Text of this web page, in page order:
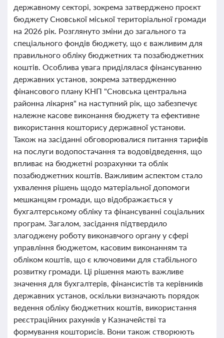
державному секторі, зокрема затверджено проєкт
бюджету Сновської міської територіальної громади
на 2026 рік. Розглянуто зміни до загального та
спеціального фондів бюджету, що є важливим для
правильного обліку бюджетних та позабюджетних
коштів. Особлива увага приділялася фінансуванню
державних установ, зокрема затвердженню
фінансового плану КНП "Сновська центральна
районна лікарня" на наступний рік, що забезпечує
належне касове виконання бюджету та ефективне
використання кошторису державної установи.
Також на засіданні обговорювалися питання тарифів
на послуги водопостачання та водовідведення, що
впливає на бюджетні розрахунки та облік
позабюджетних коштів. Важливим аспектом стало
ухвалення рішень щодо матеріальної допомоги
мешканцям громади, що відображається у
бухгалтерському обліку та фінансуванні соціальних
програм. Загалом, засідання підтвердило
злагоджену роботу виконавчого органу у сфері
управління бюджетом, касовим виконанням та
обліком коштів, що є ключовими для стабільного
розвитку громади. Ці рішення мають важливе
значення для бухгалтерів, фінансистів та керівників
державних установ, оскільки визначають порядок
ведення обліку бюджетних коштів, використання
реєстраційних рахунків у Казначействі та
формування кошторисів. Вони також створюють